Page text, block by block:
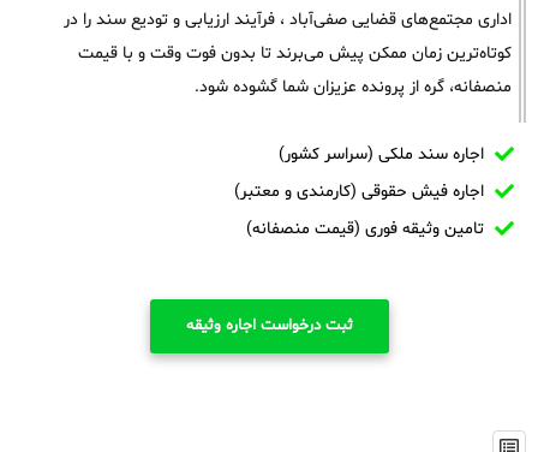
اداری مجتمع‌های قضایی صفی‌آباد ، فرآیند ارزیابی و تودیع سند را در
کوتاه‌ترین زمان ممکن پیش می‌برند تا بدون فوت وقت و با قیمت
منصفانه، گره از پرونده عزیزان شما گشوده شود.
اجاره سند ملکی (سراسر کشور)
اجاره فیش حقوقی (کارمندی و معتبر)
تامین وثیقه فوری (قیمت منصفانه)
ثبت درخواست اجاره وثیقه